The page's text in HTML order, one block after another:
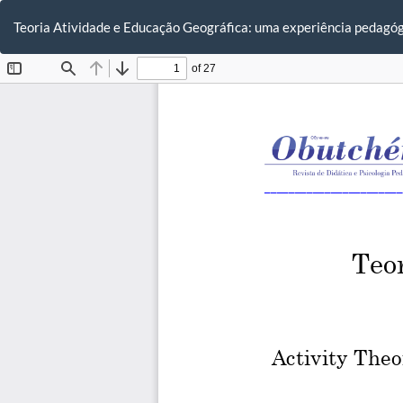
Teoria Atividade e Educação Geográfica: uma experiência